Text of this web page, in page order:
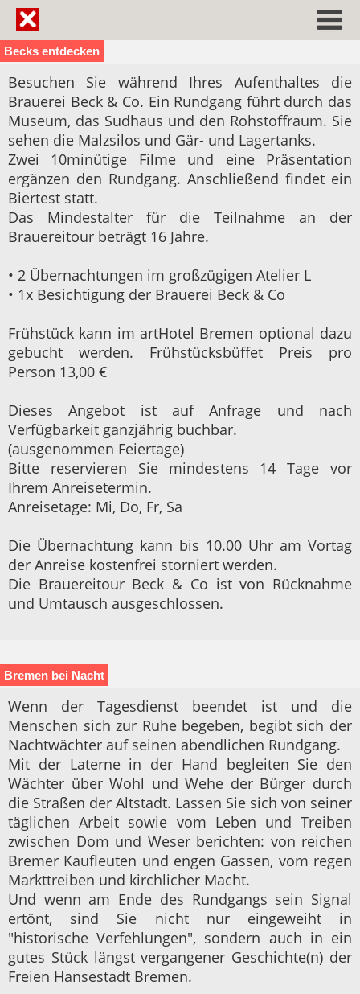
Becks entdecken
Besuchen Sie während Ihres Aufenthaltes die
Brauerei Beck & Co. Ein Rundgang führt durch das
Museum, das Sudhaus und den Rohstoffraum. Sie
sehen die Malzsilos und Gär- und Lagertanks.
Zwei 10minütige Filme und eine Präsentation
ergänzen den Rundgang. Anschließend findet ein
Biertest statt.
Das Mindestalter für die Teilnahme an der
Brauereitour beträgt 16 Jahre.
• 2 Übernachtungen im großzügigen Atelier L
• 1x Besichtigung der Brauerei Beck & Co
Frühstück kann im artHotel Bremen optional dazu
gebucht werden. Frühstücksbüffet Preis pro
Person 13,00 €
Dieses Angebot ist auf Anfrage und nach
Verfügbarkeit ganzjährig buchbar.
(ausgenommen Feiertage)
Bitte reservieren Sie mindestens 14 Tage vor
Ihrem Anreisetermin.
Anreisetage: Mi, Do, Fr, Sa
Die Übernachtung kann bis 10.00 Uhr am Vortag
der Anreise kostenfrei storniert werden.
Die Brauereitour Beck & Co ist von Rücknahme
und Umtausch ausgeschlossen.
Bremen bei Nacht
Wenn der Tagesdienst beendet ist und die
Menschen sich zur Ruhe begeben, begibt sich der
Nachtwächter auf seinen abendlichen Rundgang.
Mit der Laterne in der Hand begleiten Sie den
Wächter über Wohl und Wehe der Bürger durch
die Straßen der Altstadt. Lassen Sie sich von seiner
täglichen Arbeit sowie vom Leben und Treiben
zwischen Dom und Weser berichten: von reichen
Bremer Kaufleuten und engen Gassen, vom regen
Markttreiben und kirchlicher Macht.
Und wenn am Ende des Rundgangs sein Signal
ertönt, sind Sie nicht nur eingeweiht in
"historische Verfehlungen", sondern auch in ein
gutes Stück längst vergangener Geschichte(n) der
Freien Hansestadt Bremen.